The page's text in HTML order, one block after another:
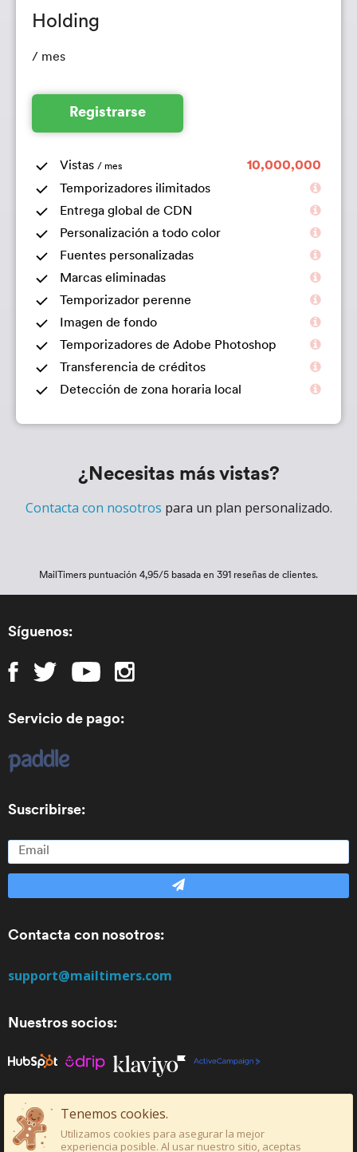
Holding
/ mes
Registrarse
Vistas / mes
10,000,000
Temporizadores ilimitados
Entrega global de CDN
Personalización a todo color
Fuentes personalizadas
Marcas eliminadas
Temporizador perenne
Imagen de fondo
Temporizadores de Adobe Photoshop
Transferencia de créditos
Detección de zona horaria local
¿Necesitas más vistas?
Contacta con nosotros para un plan personalizado.
MailTimers puntuación 4,95/5 basada en 391 reseñas de clientes.
Tenemos cookies.
Utilizamos cookies para asegurar la mejor
experiencia posible. Al usar nuestro sitio, aceptas
Síguenos:
Servicio de pago:
Suscribirse:
Contacta con nosotros:
support@mailtimers.com
Nuestros socios:
© Copyright Mailtimers LTD . Todos los derechos